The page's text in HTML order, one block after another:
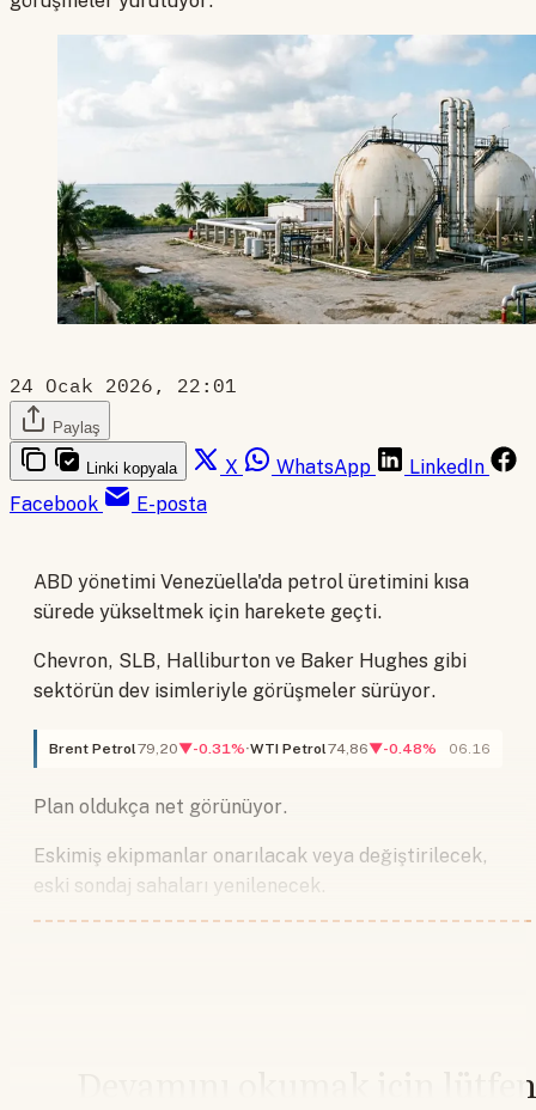
24 Ocak 2026, 22:01
Paylaş
Linki kopyala X WhatsApp
LinkedIn
Facebook
E-posta
ABD yönetimi Venezüella'da petrol üretimini kısa
sürede yükseltmek için harekete geçti.
Chevron, SLB, Halliburton ve Baker Hughes gibi
sektörün dev isimleriyle görüşmeler sürüyor.
Brent Petrol79,20▼-0.31% WTI Petrol74,86▼-0.48% 06.16
Plan oldukça net görünüyor.
Eskimiş ekipmanlar onarılacak veya değiştirilecek,
eski sondaj sahaları yenilenecek.
Devamını okumak için lütfen